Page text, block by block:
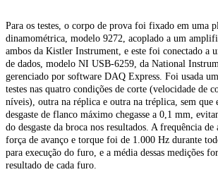
Para os testes, o corpo de prova foi fixado em uma
dinamométrica, modelo 9272, acoplado a um
ambos da Kistler Instrument, e este foi conectado a
de dados, modelo NI USB-6259, da National
gerenciado por software DAQ Express. Foi usada
testes nas quatro condições de corte (velocidade de
níveis), outra na réplica e outra na tréplica, sem que
desgaste de flanco máximo chegasse a 0,1 mm,
do desgaste da broca nos resultados. A frequência de
força de avanço e torque foi de 1.000 Hz durante
para execução do furo, e a média dessas medições
resultado de cada furo.